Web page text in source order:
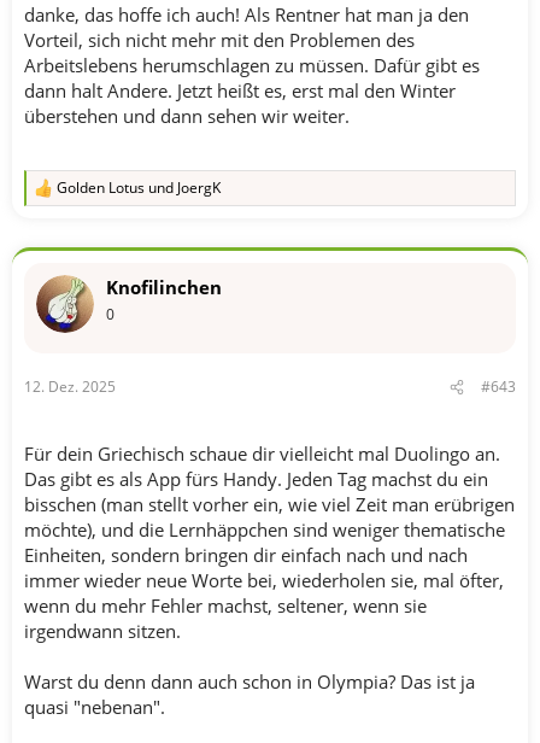
danke, das hoffe ich auch! Als Rentner hat man ja den
Vorteil, sich nicht mehr mit den Problemen des
Arbeitslebens herumschlagen zu müssen. Dafür gibt es
dann halt Andere. Jetzt heißt es, erst mal den Winter
überstehen und dann sehen wir weiter.
R
k
o
:
Golden Lotus und JoergK
Knofilinchen
0
12. Dez. 2025 #643
Für dein Griechisch schaue dir vielleicht mal Duolingo an.
Das gibt es als App fürs Handy. Jeden Tag machst du ein
bisschen (man stellt vorher ein, wie viel Zeit man erübrigen
möchte), und die Lernhäppchen sind weniger thematische
Einheiten, sondern bringen dir einfach nach und nach
immer wieder neue Worte bei, wiederholen sie, mal öfter,
wenn du mehr Fehler machst, seltener, wenn sie
irgendwann sitzen.
Warst du denn dann auch schon in Olympia? Das ist ja
quasi "nebenan".